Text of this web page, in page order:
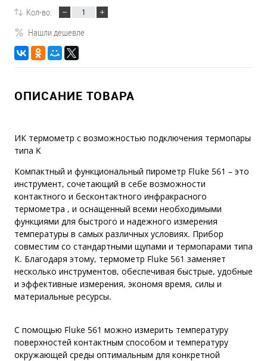
Кол-во:
Нашли дешевле
ОПИСАНИЕ ТОВАРА
ИК термометр с возможностью подключения термопары
типа K
Компактный и функциональный пирометр Fluke 561 – это
инструмент, сочетающий в себе возможности
контактного и бесконтактного инфракрасного
термометра , и оснащенный всеми необходимыми
функциями для быстрого и надежного измерения
температуры в самых различных условиях. Прибор
совместим со стандартными щупами и термопарами типа
К. Благодаря этому, термометр Fluke 561 заменяет
несколько инструментов, обеспечивая быстрые, удобные
и эффективные измерения, экономя время, силы и
материальные ресурсы.
С помощью Fluke 561 можно измерить температуру
поверхностей контактным способом и температуру
окружающей среды оптимальным для конкретной